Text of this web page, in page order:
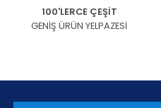
100'LERCE ÇEŞİT
GENİŞ ÜRÜN YELPAZESİ